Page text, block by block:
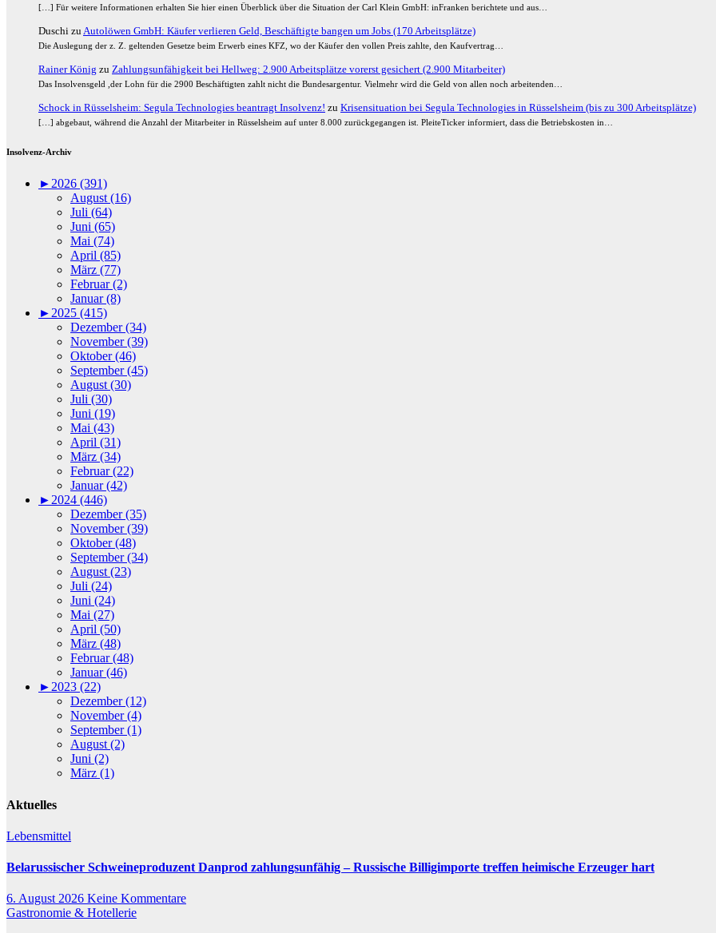
[…] Für weitere Informationen erhalten Sie hier einen Überblick über die Situation der Carl Klein GmbH: inFranken berichtete und aus…
Duschi zuAutolöwen GmbH: Käufer verlieren Geld, Beschäftigte bangen um Jobs (170 Arbeitsplätze)
Die Auslegung der z. Z. geltenden Gesetze beim Erwerb eines KFZ, wo der Käufer den vollen Preis zahlte, den Kaufvertrag…
Rainer König zu Zahlungsunfähigkeit bei Hellweg: 2.900 Arbeitsplätze vorerst gesichert (2.900 Mitarbeiter)
Das Insolvensgeld ,der Lohn für die 2900 Beschäftigten zahlt nicht die Bundesargentur. Vielmehr wird die Geld von allen noch arbeitenden…
Schock in Rüsselsheim: Segula Technologies beantragt Insolvenz! zu Krisensituation bei Segula Technologies in Rüsselsheim (bis zu 300 Arbeitsplätze)
[…] abgebaut, während die Anzahl der Mitarbeiter in Rüsselsheim auf unter 8.000 zurückgegangen ist. PleiteTicker informiert, dass die Betriebskosten in…
Insolvenz-Archiv
►2026 (391)
August (16)
Juli (64)
Juni (65)
Mai (74)
April (85)
März (77)
Februar (2)
Januar (8)
►2025 (415)
Dezember (34)
November (39)
Oktober (46)
September (45)
August (30)
Juli (30)
Juni (19)
Mai (43)
April (31)
März (34)
Februar (22)
Januar (42)
►2024 (446)
Dezember (35)
November (39)
Oktober (48)
September (34)
August (23)
Juli (24)
Juni (24)
Mai (27)
April (50)
März (48)
Februar (48)
Januar (46)
►2023 (22)
Dezember (12)
November (4)
September (1)
August (2)
Juni (2)
März (1)
Aktuelles
Lebensmittel
Belarussischer Schweineproduzent Danprod zahlungsunfähig – Russische Billigimporte treffen heimische Erzeuger hart
6. August 2026 Keine Kommentare
Gastronomie & Hotellerie